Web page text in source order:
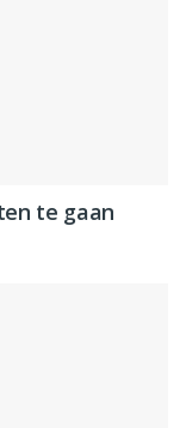
te gaan